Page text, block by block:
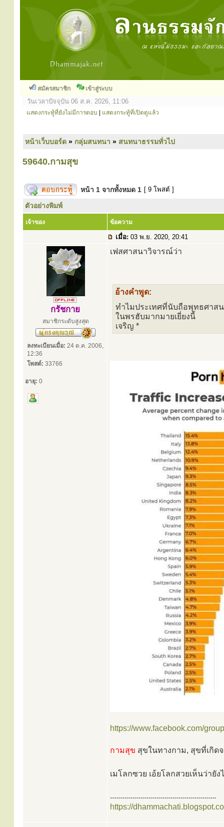
สมัครสมาชิก เข้าสู่ระบบ
วันเวลาปัจจุบัน 06 ส.ค. 2026, 11:06
แสดงกระทู้ที่ยังไม่มีการตอบ แสดงกระทู้ที่เปิดดูแล้ว
หน้าเว็บบอร์ด » กลุ่มสนทนา » สนทนาธรรมทั่วไป
59640.กามสุข
หน้า 1 จากทั้งหมด 1 [ 9 โพสต์ ]
ตัวอย่างพิมพ์
เจ้าของ ข้อความ
เมื่อ: 03 พ.ย. 2020, 20:41
กรัชกาย
สมาชิกระดับสูงสุด
ลงทะเบียนเมื่อ: 24 ต.ค. 2006,
12:36
โพสต์: 33766
อายุ: 0
เฟสศาสนาวิจารณ์ว่า
อ้างคำพูด:
ทำไมประเทศที่นับถือพุทธศาส
ในพรฮับมากมายเยี่ยงนี้
เจริญ *
https://www.facebook.com/
กามสุข สุขในทางกาม, สุขที่เกิด
เมโลกซวย เอ้ยโลกสวยเห็นว่ายัง
.....................................................
https://